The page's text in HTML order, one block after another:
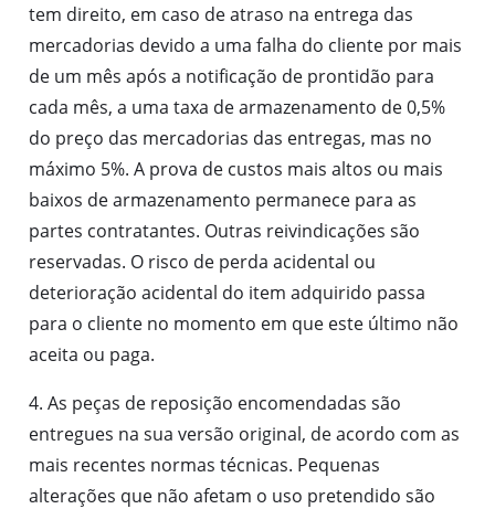
tem direito, em caso de atraso na entrega das
mercadorias devido a uma falha do cliente por mais
de um mês após a notificação de prontidão para
cada mês, a uma taxa de armazenamento de 0,5%
do preço das mercadorias das entregas, mas no
máximo 5%. A prova de custos mais altos ou mais
baixos de armazenamento permanece para as
partes contratantes. Outras reivindicações são
reservadas. O risco de perda acidental ou
deterioração acidental do item adquirido passa
para o cliente no momento em que este último não
aceita ou paga.
4. As peças de reposição encomendadas são
entregues na sua versão original, de acordo com as
mais recentes normas técnicas. Pequenas
alterações que não afetam o uso pretendido são